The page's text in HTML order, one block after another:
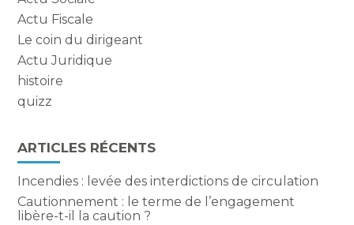
Actu Fiscale
Le coin du dirigeant
Actu Juridique
histoire
quizz
ARTICLES RÉCENTS
Incendies : levée des interdictions de circulation
Cautionnement : le terme de l’engagement
libère-t-il la caution ?